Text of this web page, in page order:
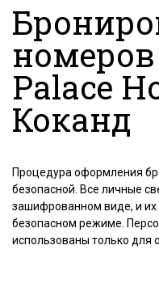
Palace
Коканд
Процедура оформления
безопасной. Все личные
зашифрованном виде, и их
безопасном режиме.
использованы только для